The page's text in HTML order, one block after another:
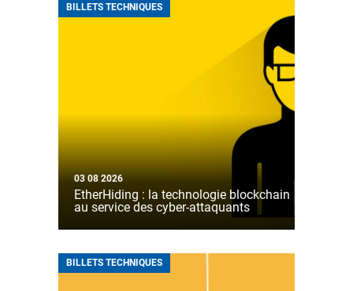
BILLETS TECHNIQUES
03 08 2026
EtherHiding : la technologie blockchain
au service des cyber-attaquants
BILLETS TECHNIQUES